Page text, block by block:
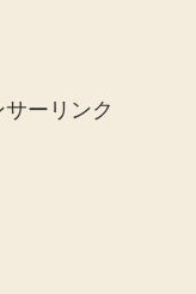
サーリンク